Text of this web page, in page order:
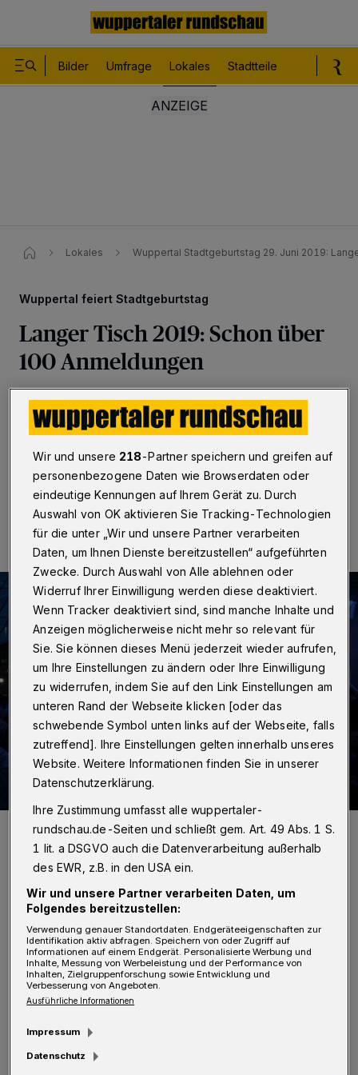
Bilder Umfrage Lokales Stadtteile
Lokales Wuppertal Stadtgeburtstag 29. Juni 2019:
Wuppertal feiert Stadtgeburtstag
Langer Tisch 2019: Schon über
100 Anmeldungen
Wuppertal·Am 29. Juni feiert Wuppertal den 90.
Stadtgeburtstag mit dem Langen Tisch. Schon jetzt
haben sich über 100 Veranstalter angemeldet.
11.04.2019 , 16:18 Uhr Eine Minute Lesezeit
Zum Feiern gehören beim Langen Tisch auch Veranstaltungen.
Schon jetzt gibt es zahlreiche größere und kleinere Bühnen, die sich
entlang der Feststrecke aufreihen.
Foto: Wuppertaler Rundschau/Raina Seinsche
H öchste Zeit also, für alle Vereine,
Unternehmen und Privatleute , die sich
Wunschstandort auf der Festmeile noch
sichern wollen, schreibt der Veranstalter
Wir und unsere 218-Partner speichern und greifen auf
personenbezogene Daten wie Browserdaten oder
eindeutige Kennungen auf Ihrem Gerät zu. Durch
Auswahl von OK aktivieren Sie Tracking-Technologien
für die unter „Wir und unsere Partner verarbeiten
Daten, um Ihnen Dienste bereitzustellen“ aufgeführten
Zwecke. Durch Auswahl von Alle ablehnen oder
Widerruf Ihrer Einwilligung werden diese deaktiviert.
Wenn Tracker deaktiviert sind, sind manche Inhalte und
Anzeigen möglicherweise nicht mehr so relevant für
Sie. Sie können dieses Menü jederzeit wieder aufrufen,
um Ihre Einstellungen zu ändern oder Ihre Einwilligung
zu widerrufen, indem Sie auf den Link Einstellungen am
unteren Rand der Webseite klicken [oder das
schwebende Symbol unten links auf der Webseite, falls
zutreffend]. Ihre Einstellungen gelten innerhalb unseres
Website. Weitere Informationen finden Sie in unserer
Datenschutzerklärung.
Ihre Zustimmung umfasst alle wuppertaler-
rundschau.de-Seiten und schließt gem. Art. 49 Abs. 1 S.
1 lit. a DSGVO auch die Datenverarbeitung außerhalb
des EWR, z.B. in den USA ein.
Wir und unsere Partner verarbeiten Daten, um
Folgendes bereitzustellen:
Verwendung genauer Standortdaten. Endgeräteeigenschaften zur
Identifikation aktiv abfragen. Speichern von oder Zugriff auf
Informationen auf einem Endgerät. Personalisierte Werbung und
Inhalte, Messung von Werbeleistung und der Performance von
Inhalten, Zielgruppenforschung sowie Entwicklung und
Verbesserung von Angeboten.
Ausführliche Informationen
Impressum
Datenschutz